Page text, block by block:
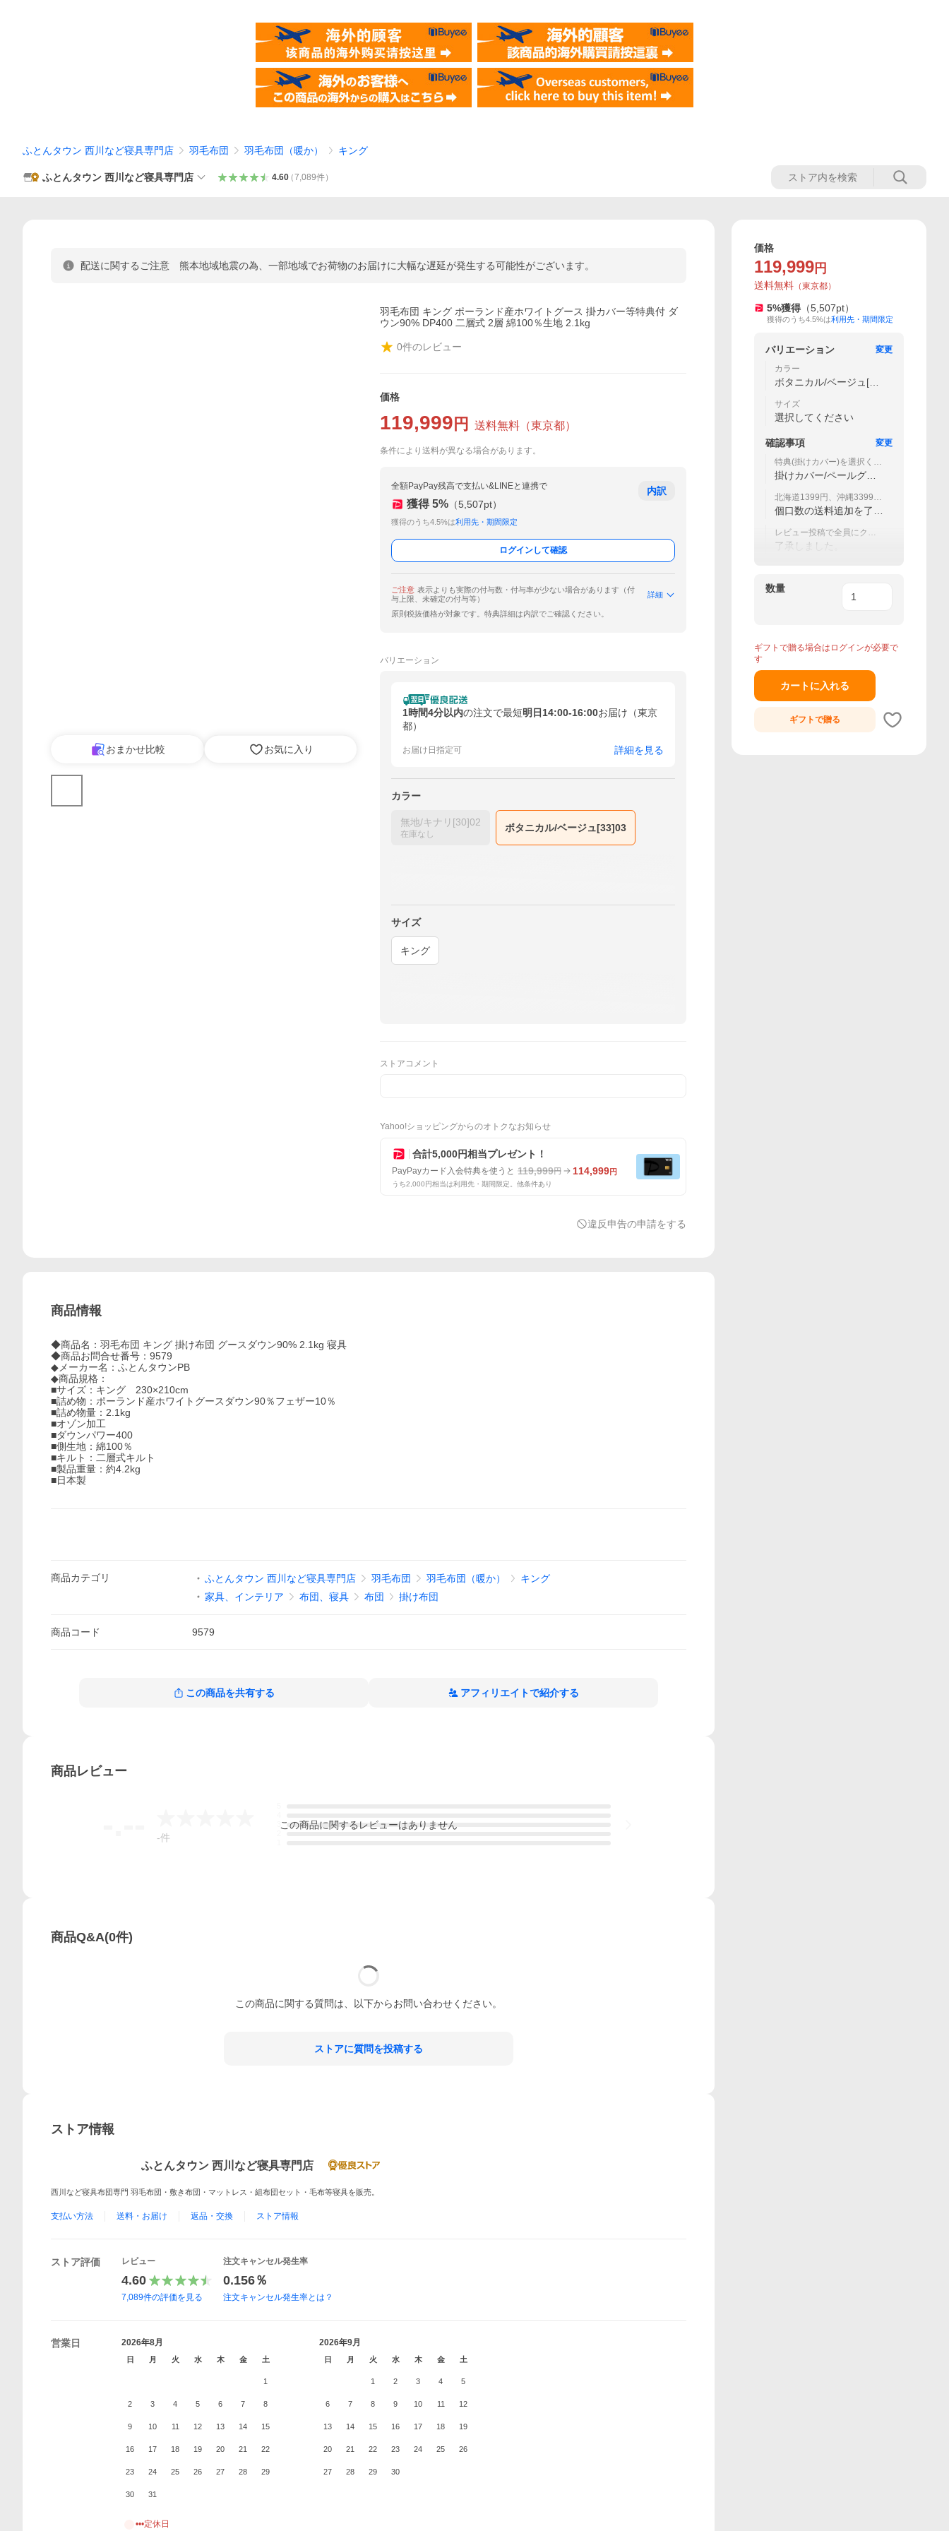
ふとんタウン 西川など寝具専門店 羽毛布団 羽毛布団（暖か） キング
ふとんタウン 西川など寝具専門店 4.60（7,089件）
配送に関するご注意 熊本地域地震の為、一部地域でお荷物のお届けに大幅な遅延が発生する可能性がございます。
おまかせ比較 お気に入り
羽毛布団 キング ポーランド産ホワイトグース 掛カバー等特典付 ダ
ウン90% DP400 二層式 2層 綿100％生地 2.1kg
0件のレビュー
価格
119,999 円 送料無料 （東京都）
条件により送料が異なる場合があります。
全額PayPay残高で支払い&LINEと連携で
獲得 5% （5,507pt）
獲得のうち4.5%は利用先・期間限定
内訳
ログインして確認
ご注意 表示よりも実際の付与数・付与率が少ない場合があります（付
与上限、未確定の付与等）
詳細
原則税抜価格が対象です。特典詳細は内訳でご確認ください。
バリエーション
1時間4分以内の注文で最短明日14:00-16:00お届け（東京
都）
お届け日指定可 詳細を見る
カラー
無地/キナリ[30]02
在庫なし
ボタニカル/ベージュ[33]03
サイズ
キング
ストアコメント
Yahoo!ショッピングからのオトクなお知らせ
合計5,000円相当プレゼント！
PayPayカード入会特典を使うと 119,999円 114,999円
うち2,000円相当は利用先・期間限定。他条件あり
違反申告の申請をする
商品情報
◆商品名：羽毛布団 キング 掛け布団 グースダウン90% 2.1kg 寝具
◆商品お問合せ番号：9579
◆メーカー名：ふとんタウンPB
◆商品規格：
■サイズ：キング 230×210cm
■詰め物：ポーランド産ホワイトグースダウン90％フェザー10％
■詰め物量：2.1kg
■オゾン加工
■ダウンパワー400
■側生地：綿100％
■キルト：二層式キルト
■製品重量：約4.2kg
■日本製
商品カテゴリ ふとんタウン 西川など寝具専門店 羽毛布団 羽毛布団（暖か）
キング
家具、インテリア
布団、寝具 布団 掛け布団
商品コード 9579
この商品を共有する アフィリエイトで紹介する
商品レビュー
-件
この商品に関するレビューはありません
商品Q&A(0件)
この商品に関する質問は、以下からお問い合わせください。
ストアに質問を投稿する
ストア情報
ふとんタウン 西川など寝具専門店
西川など寝具布団専門 羽毛布団・敷き布団・マットレス・組布団セット・毛布等寝具を販売。
支払い方法 送料・お届け 返品・交換 ストア情報
ストア評価 レビュー
4.60
7,089件の評価を見る
注文キャンセル発生率
0.156％
注文キャンセル発生率とは？
営業日 2026年8月
日 月 火 水 木 金 土
1
2 3 4 5 6 7 8
9 10 11 12 13 14 15
16 17 18 19 20 21 22
23 24 25 26 27 28 29
30 31
2026年9月
日 月 火 水 木 金 土
1 2 3 4 5
6 7 8 9 10 11 12
13 14 15 16 17 18 19
20 21 22 23 24 25 26
27 28 29 30
•••定休日
価格
119,999 円
送料無料 （東京都）
5%獲得 （5,507pt）
獲得のうち4.5%は利用先・期間限定
バリエーション
変更
カラー
ボタニカル/ベージュ[33]
サイズ
選択してください
確認事項
変更
特典(掛けカバー)を選択くだ
さい
掛けカバー/ペールグリ
北海道1399円、沖縄3399円
別途送料が掛かります。
個口数の送料追加を了承
レビュー投稿で全員にクー
ポンプレゼント！
了承しました。
数量
ギフトで贈る場合はログインが必要で
す
カートに入れる
ギフトで贈る